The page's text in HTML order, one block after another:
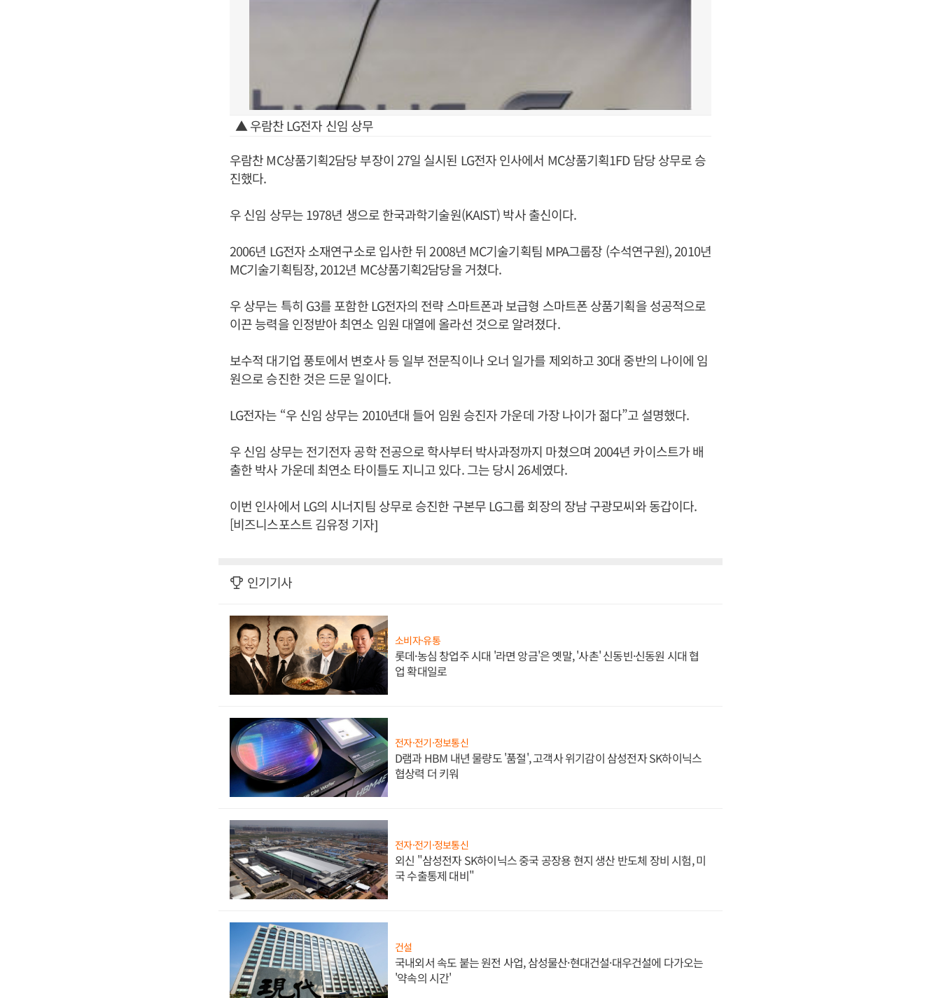
▲ 우람찬 LG전자 신임 상무
우람찬 MC상품기획2담당 부장이 27일 실시된 LG전자 인사에서 MC상품기획1FD 담당 상무로 승
진했다.
우 신임 상무는 1978년 생으로 한국과학기술원(KAIST) 박사 출신이다.
2006년 LG전자 소재연구소로 입사한 뒤 2008년 MC기술기획팀 MPA그룹장 (수석연구원), 2010년
MC기술기획팀장, 2012년 MC상품기획2담당을 거쳤다.
우 상무는 특히 G3를 포함한 LG전자의 전략 스마트폰과 보급형 스마트폰 상품기획을 성공적으로
이끈 능력을 인정받아 최연소 임원 대열에 올라선 것으로 알려졌다.
보수적 대기업 풍토에서 변호사 등 일부 전문직이나 오너 일가를 제외하고 30대 중반의 나이에 임
원으로 승진한 것은 드문 일이다.
LG전자는 “우 신임 상무는 2010년대 들어 임원 승진자 가운데 가장 나이가 젊다”고 설명했다.
우 신임 상무는 전기전자 공학 전공으로 학사부터 박사과정까지 마쳤으며 2004년 카이스트가 배
출한 박사 가운데 최연소 타이틀도 지니고 있다. 그는 당시 26세였다.
이번 인사에서 LG의 시너지팀 상무로 승진한 구본무 LG그룹 회장의 장남 구광모씨와 동갑이다.
[비즈니스포스트 김유정 기자]
인기기사
소비자·유통
롯데·농심 창업주 시대 '라면 앙금'은 옛말, '사촌' 신동빈·신동원 시대 협
업 확대일로
전자·전기·정보통신
D램과 HBM 내년 물량도 '품절', 고객사 위기감이 삼성전자 SK하이닉스
협상력 더 키워
전자·전기·정보통신
외신 "삼성전자 SK하이닉스 중국 공장용 현지 생산 반도체 장비 시험, 미
국 수출통제 대비"
건설
국내외서 속도 붙는 원전 사업, 삼성물산·현대건설·대우건설에 다가오는
'약속의 시간'